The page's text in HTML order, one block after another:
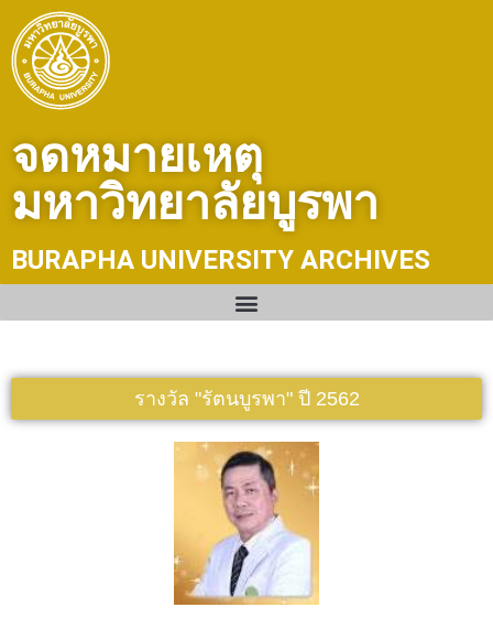
content
จดหมายเหตุ
มหาวิทยาลัยบูรพา
BURAPHA UNIVERSITY ARCHIVES
รางวัล "รัตนบูรพา" ปี 2562